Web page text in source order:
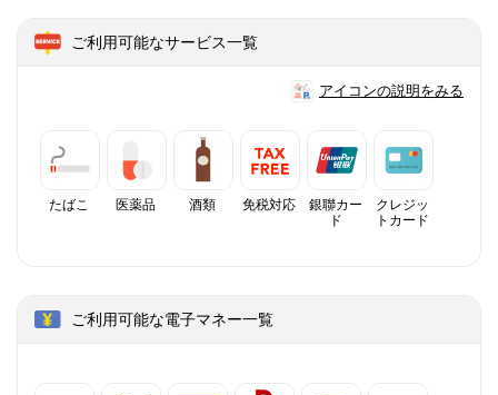
ご利用可能なサービス一覧
アイコンの説明をみる
たばこ 医薬品 酒類 免税対応
銀聯カー
ド
クレジッ
トカード
ご利用可能な電子マネー一覧